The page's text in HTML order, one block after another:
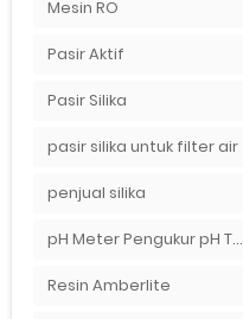
Mesin RO
Pasir Aktif
Pasir Silika
pasir silika untuk filter air
penjual silika
pH Meter Pengukur pH Tanah Ionix pH 10
Resin Amberlite